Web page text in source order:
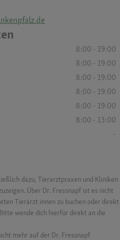
8:00 - 19:00
8:00 - 19:00
8:00 - 19:00
8:00 - 19:00
8:00 - 19:00
8:00 - 13:00
-
dazu, Tierarztpraxen und Kliniken
Über Dr. Fressnapf ist es nicht
Tierärzt:innen zu buchen oder direkt
wende dich hierfür direkt an die
mehr auf der Dr. Fressnapf